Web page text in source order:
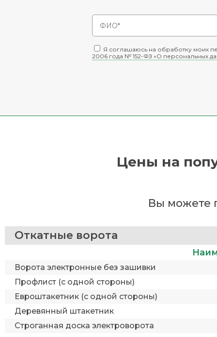
Я соглашаюсь на обработку моих
2006 года № 152-ФЗ «О персональных
Цены на
Вы можете
Откатные ворота
Ворота электронные без зашивки
Профлист (с одной стороны)
Евроштакетник (с одной стороны)
Деревянный штакетник
Строганная доска электроворота